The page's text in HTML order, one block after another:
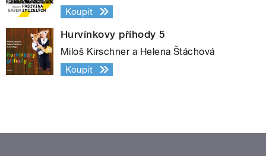
Koupit
Hurvínkovy příhody 5
Miloš Kirschner a Helena Štáchová
Koupit